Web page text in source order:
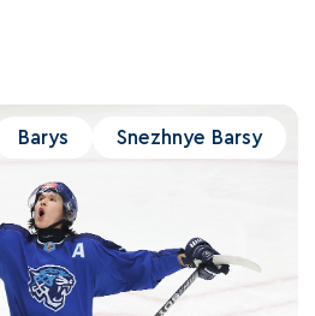
Barys Snezhnye Barsy